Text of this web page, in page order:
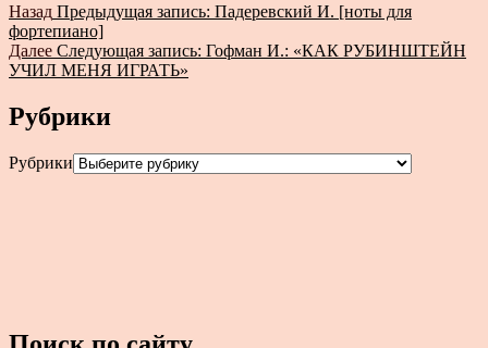
Назад Предыдущая запись: Падеревский И. [ноты для
фортепиано]
Далее Следующая запись: Гофман И.: «КАК РУБИНШТЕЙН
УЧИЛ МЕНЯ ИГРАТЬ»
Рубрики
Рубрики